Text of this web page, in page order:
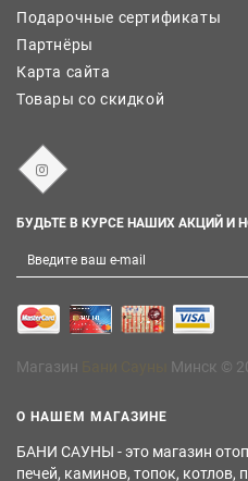
Подарочные сертификаты
Партнёры
Карта сайта
Товары со скидкой
БУДЬТЕ В КУРСЕ НАШИХ АКЦИЙ И
Магазин Минск ©
О НАШЕМ МАГАЗИНЕ
БАНИ САУНЫ - это магазин
печей, каминов, топок, котлов,